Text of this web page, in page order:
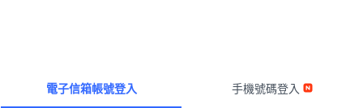
電子信箱帳號登入 手機號碼登入